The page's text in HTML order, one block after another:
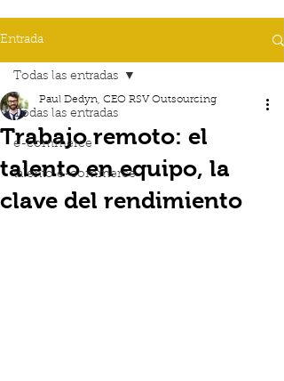
Entrada
Todas las entradas
e-commerce
talento e-commerce
Todas las entradas
Trabajo remoto: el
talento en equipo, la
clave del rendimiento
Paul Dedyn, CEO RSV Outsourcing